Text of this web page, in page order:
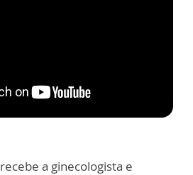
recebe a ginecologista e